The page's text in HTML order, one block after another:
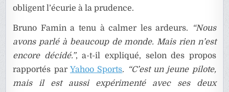
obligent l’écurie à la prudence.
Bruno Famin a tenu à calmer les ardeurs.
“Nous
avons parlé à beaucoup de monde. Mais rien n’est
encore décidé.”, a-t-il expliqué, selon des propos
rapportés par Yahoo Sports.
“C’est un jeune pilote,
mais il est aussi expérimenté avec ses deux